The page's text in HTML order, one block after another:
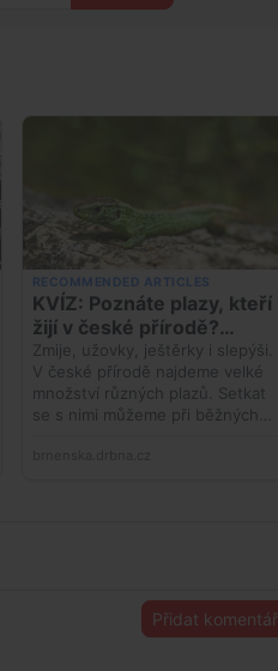
Přidat komentář